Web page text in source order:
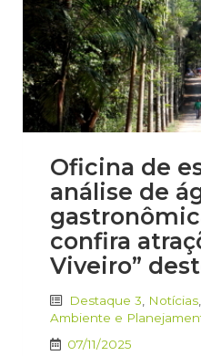
Oficina de
análise de
confira
Viveiro”
Destaque 3 Notícias
Ambiente e
07/11/2025